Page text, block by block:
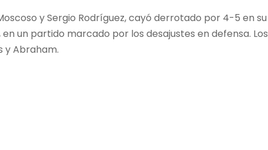
y Sergio Rodríguez, cayó derrotado por 4-5 en su
un partido marcado por los desajustes en defensa. Los
y Abraham.